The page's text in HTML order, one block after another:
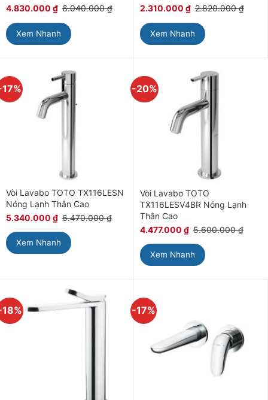
4.830.000 ₫ 6.040.000₫
Xem Nhanh
2.310.000 ₫ 2.820.000₫
Xem Nhanh
Vòi Lavabo TOTO TX116LESN
Nóng Lạnh Thân Cao
5.340.000 ₫ 6.470.000₫
Xem Nhanh
-20%
Vòi Lavabo TOTO
TX116LESV4BR Nóng Lạnh
Thân Cao
4.477.000 ₫ 5.600.000₫
Xem Nhanh
-17%